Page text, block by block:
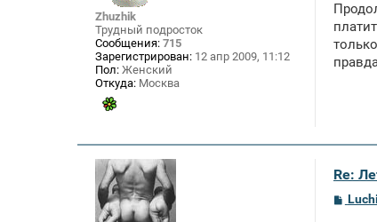
Zhuzhik
Трудный подросток
Сообщения: 715
Зарегистрирован: 12 апр 2009, 11:12
Пол: Женский
Откуда: Москва
б
щ
н
и
Re:
С